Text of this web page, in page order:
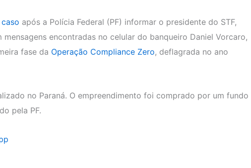
após a Polícia Federal (PF) informar o presidente do STF,
encontradas no celular do banqueiro Daniel Vorcaro,
fase da Operação Compliance Zero, deflagrada no ano
no Paraná. O empreendimento foi comprado por um fundo
pela PF.